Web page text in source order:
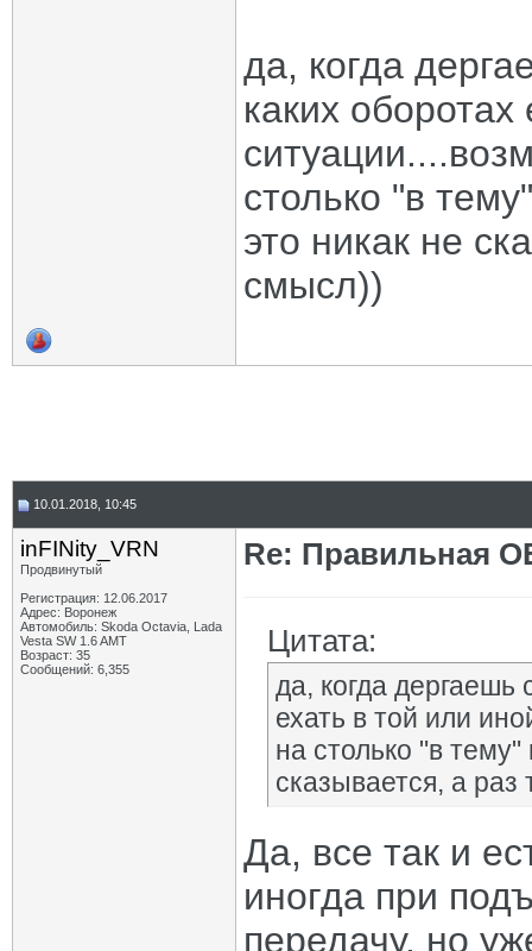
да, когда
каких
столько "в
это никак не
смысл))
10.01.2018, 10:45
inFINity_VRN
Продвинутый
Регистрация: 12.06.2017
Адрес: Воронеж
Автомобиль: Skoda Octavia, Lada
Vesta SW 1.6 AMT
Возраст: 35
Сообщений: 6,355
Re: Правильная
Цитата:
да, когда
ехать в той или
на столько "в
сказывается, а раз
Да, все так и
иногда при
передачу, но